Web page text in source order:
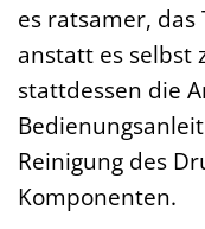
es ratsamer,
anstatt es selbst
stattdessen die
Reinigung des
Komponenten.